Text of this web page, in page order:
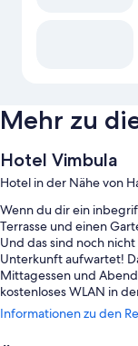
Mehr zu
Hotel Vimbula
Hotel in der Nähe von
Wenn du dir ein
Terrasse und einen
Und das sind noch
Unterkunft aufwartet!
Mittagessen und
kostenloses WLAN in
Weitere Extras in
Informationen zu den